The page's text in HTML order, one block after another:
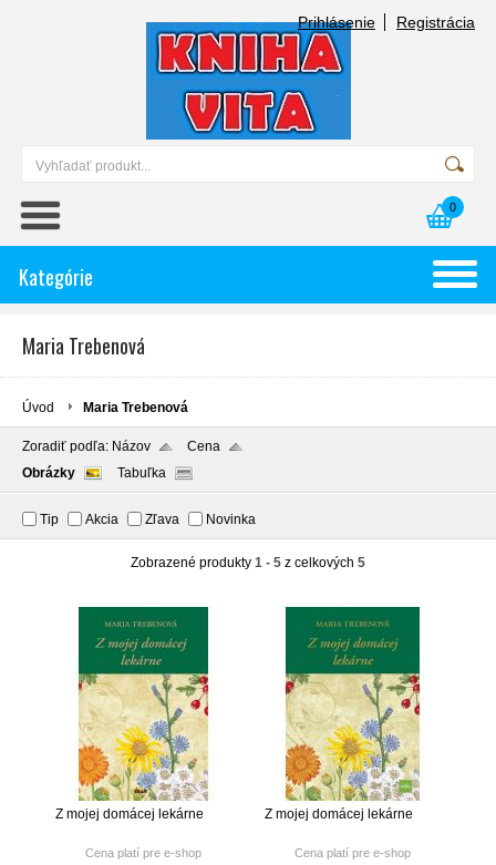
Prihlásenie Registrácia
0
Kategórie
Maria Trebenová
Úvod Maria Trebenová
Zoradiť podľa: Názov
Cena
Obrázky
Tabuľka
Tip Akcia Zľava Novinka
Zobrazené produkty 1 - 5 z celkových 5
Z mojej domácej lekárne
Cena platí pre e-shop
Z mojej domácej lekárne
Cena platí pre e-shop